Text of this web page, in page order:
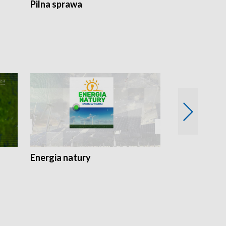
Pilna sprawa
Energia natury